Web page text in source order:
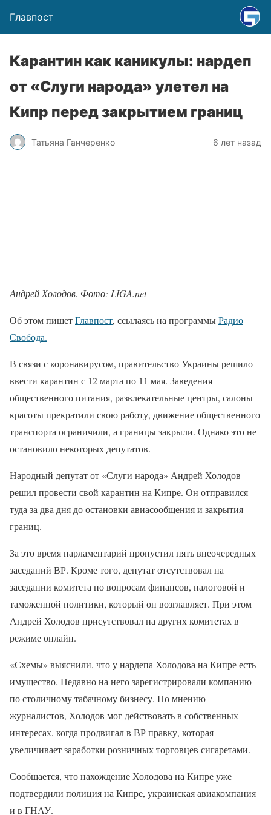
Главпост
Карантин как каникулы: нардеп
от «Слуги народа» улетел на
Кипр перед закрытием границ
Татьяна Ганчеренко 6 лет назад
Андрей Холодов. Фото: LIGA.net
Об этом пишетГлавпост, ссылаясь на программыРадио
Свобода.
В связи с коронавирусом, правительство Украины решило
ввести карантин с 12 марта по 11 мая. Заведения
общественного питания, развлекательные центры, салоны
красоты прекратили свою работу, движение общественного
транспорта ограничили, а границы закрыли. Однако это не
остановило некоторых депутатов.
Народный депутат от «Слуги народа» Андрей Холодов
решил провести свой карантин на Кипре. Он отправился
туда за два дня до остановки авиасообщения и закрытия
границ.
За это время парламентарий пропустил пять внеочередных
заседаний ВР. Кроме того, депутат отсутствовал на
заседании комитета по вопросам финансов, налоговой и
таможенной политики, который он возглавляет. При этом
Андрей Холодов присутствовал на других комитетах в
режиме онлайн.
«Схемы» выяснили, что у нардепа Холодова на Кипре есть
имущество. Недавно на него зарегистрировали компанию
по столичному табачному бизнесу. По мнению
журналистов, Холодов мог действовать в собственных
интересах, когда продвигал в ВР правку, которая
увеличивает заработки розничных торговцев сигаретами.
Сообщается, что нахождение Холодова на Кипре уже
подтвердили полиция на Кипре, украинская авиакомпания
и в ГНАУ.